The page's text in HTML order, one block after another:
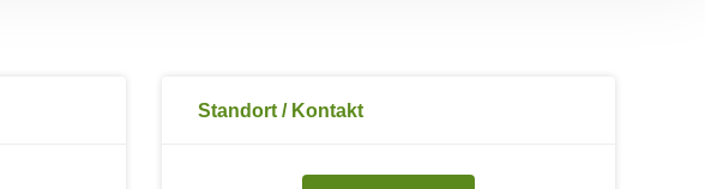
Standort / Kontakt